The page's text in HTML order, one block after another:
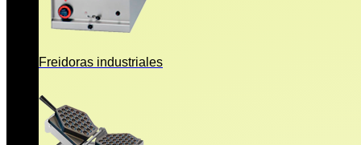
Freidoras industriales